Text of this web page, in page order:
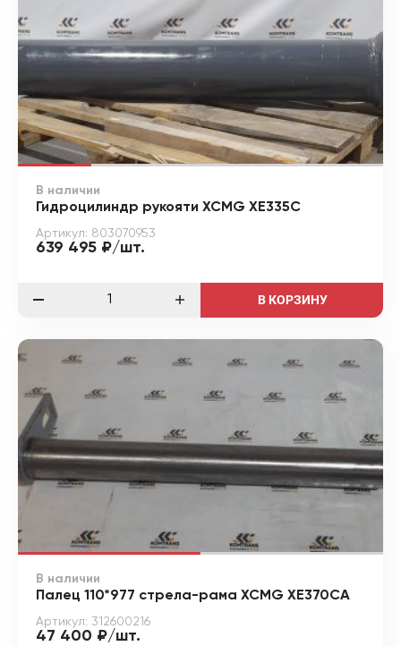
В наличии
Гидроцилиндр рукояти XCMG XE335C
Артикул: 803070953
639 495 ₽/шт.
В КОРЗИНУ
В наличии
Палец 110*977 стрела-рама XCMG XE370CA
Артикул: 312600216
47 400 ₽/шт.